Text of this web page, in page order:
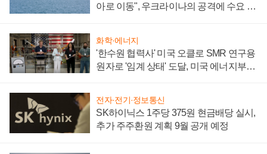
아로 이동", 우크라이나의 공격에 수요 늘
화학·에너지
'한수원 협력사' 미국 오클로 SMR 연구용
원자로 '임계 상태' 도달, 미국 에너지부
전자·전기·정보통신
SK하이닉스 1주당 375원 현금배당 실시,
추가 주주환원 계획 9월 공개 예정